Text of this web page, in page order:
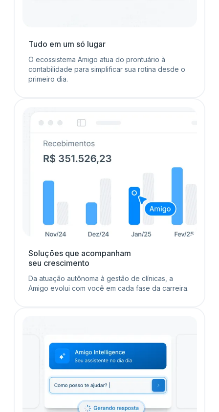
Tudo em um só lugar
O ecossistema Amigo atua do prontuário à
contabilidade para simplificar sua rotina desde o
primeiro dia.
Soluções que acompanham
seu crescimento
Da atuação autônoma à gestão de clínicas, a
Amigo evolui com você em cada fase da carreira.